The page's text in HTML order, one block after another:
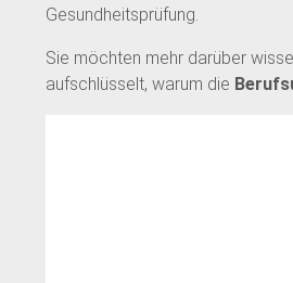
Gesundheitsprüfung.
Sie möchten mehr darüber
aufschlüsselt, warum die